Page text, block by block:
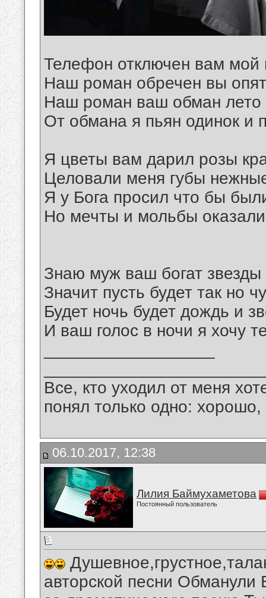
Телефон отключен вам мой
Наш роман обречен вы
Наш роман ваш обман лето
От обмана я пьян одинок и
Я цветы вам дарил розы
Целовали меня губы
Я у Бога просил что бы
Но мечты и мольбы
Знаю муж ваш богат звезды
Значит пусть будет так но
Будет ночь будет дождь и
И ваш голос в ночи я хочу
Все, кто уходил от меня
понял только одно:
06.10.2017, 12:38
Лилия Баймухаметова
Постоянный пользователь
авторской песни